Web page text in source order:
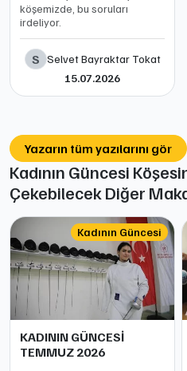
köşemizde, bu soruları
irdeliyor.
S Selvet Bayraktar Tokat
15.07.2026
Yazarın tüm yazılarını gör
Kadının Güncesi
Çekebilecek Diğer
Kadının Güncesi
KADININ GÜNCESİ
TEMMUZ 2026